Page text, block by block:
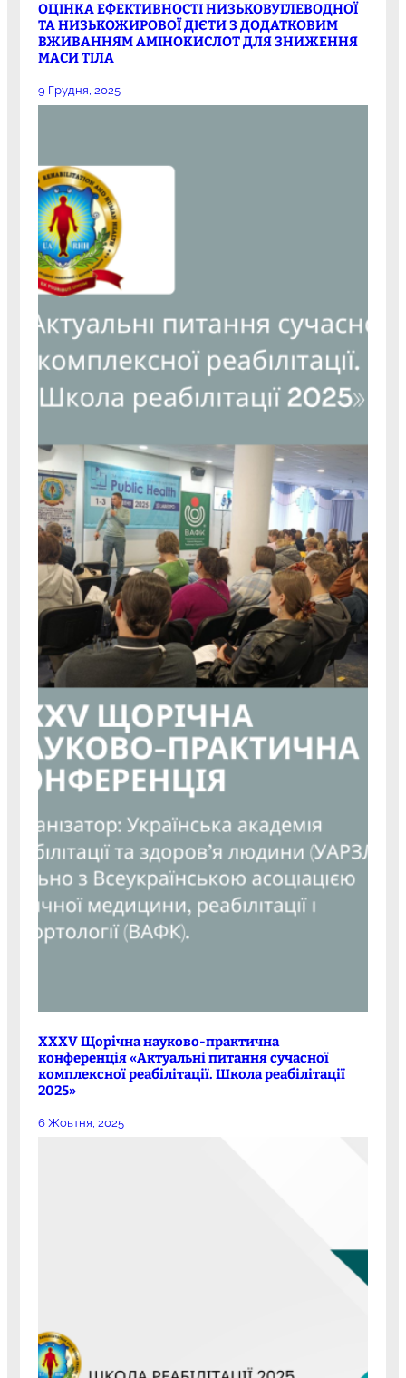
ОЦІНКА ЕФЕКТИВНОСТІ НИЗЬКОВУГЛЕВОДНОЇ
ТА НИЗЬКОЖИРОВОЇ ДІЄТИ З ДОДАТКОВИМ
ВЖИВАННЯМ АМІНОКИСЛОТ ДЛЯ ЗНИЖЕННЯ
МАСИ ТІЛА
9 Грудня, 2025
XXXV Щорічна науково-практична
конференція «Актуальні питання сучасної
комплексної реабілітації. Школа реабілітації
2025»
6 Жовтня, 2025